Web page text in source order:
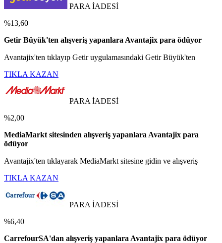
PARA İADESİ
%13,60
Getir Büyük'ten alışveriş yapanlara Avantajix para ödüyor
Avantajix'ten tıklayıp Getir uygulamasındaki Getir Büyük'ten
TIKLA KAZAN
PARA İADESİ
%2,00
MediaMarkt sitesinden alışveriş yapanlara Avantajix para
ödüyor
Avantajix'ten tıklayarak MediaMarkt sitesine gidin ve alışveriş
TIKLA KAZAN
PARA İADESİ
%6,40
CarrefourSA'dan alışveriş yapanlara Avantajix para ödüyor